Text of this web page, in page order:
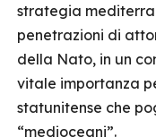
strategia
penetrazioni di
della Nato, in un
vitale importanza
statunitense che
“medioceani”.